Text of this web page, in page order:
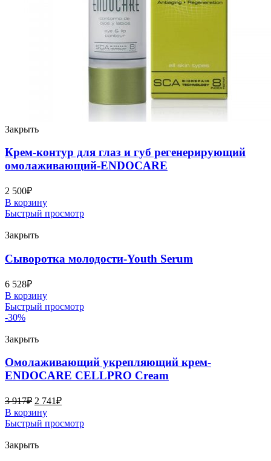
Закрыть
Крем-контур для глаз и губ регенерирующий
омолаживающий-ENDOCARE
2 500₽
В корзину
Быстрый просмотр
Закрыть
Сыворотка молодости-Youth Serum
6 528₽
В корзину
Быстрый просмотр
-30%
Закрыть
Омолаживающий укрепляющий крем-
ENDOCARE CELLPRO Cream
3 917₽ 2 741₽
В корзину
Быстрый просмотр
Закрыть